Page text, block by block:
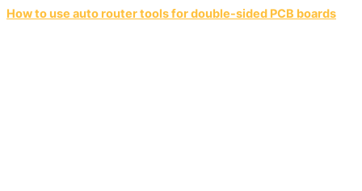
How to use auto router tools for double-sided PCB boards